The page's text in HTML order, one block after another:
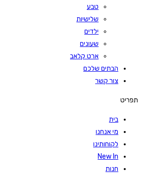
טבע
שלישיות
ילדים
שעונים
ארט קלאב
הבתים שלכם
צור קשר
תפריט
בית
מי אנחנו
לקוחותינו
New In
חנות